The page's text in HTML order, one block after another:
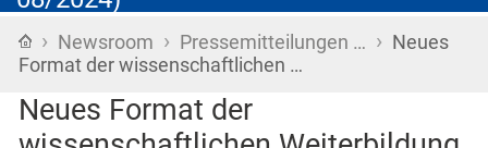
Startseite
› Newsroom › Pressemitteilungen … › Neues
Format der wissenschaftlichen …
Neues Format der